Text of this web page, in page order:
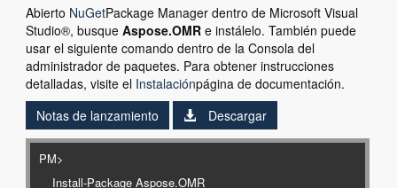
Abierto NuGetPackage Manager dentro de Microsoft Visual
Studio®, busque Aspose.OMR e instálelo. También puede
usar el siguiente comando dentro de la Consola del
administrador de paquetes. Para obtener instrucciones
detalladas, visite el Instalaciónpágina de documentación.
Notas de lanzamiento
Descargar
PM>